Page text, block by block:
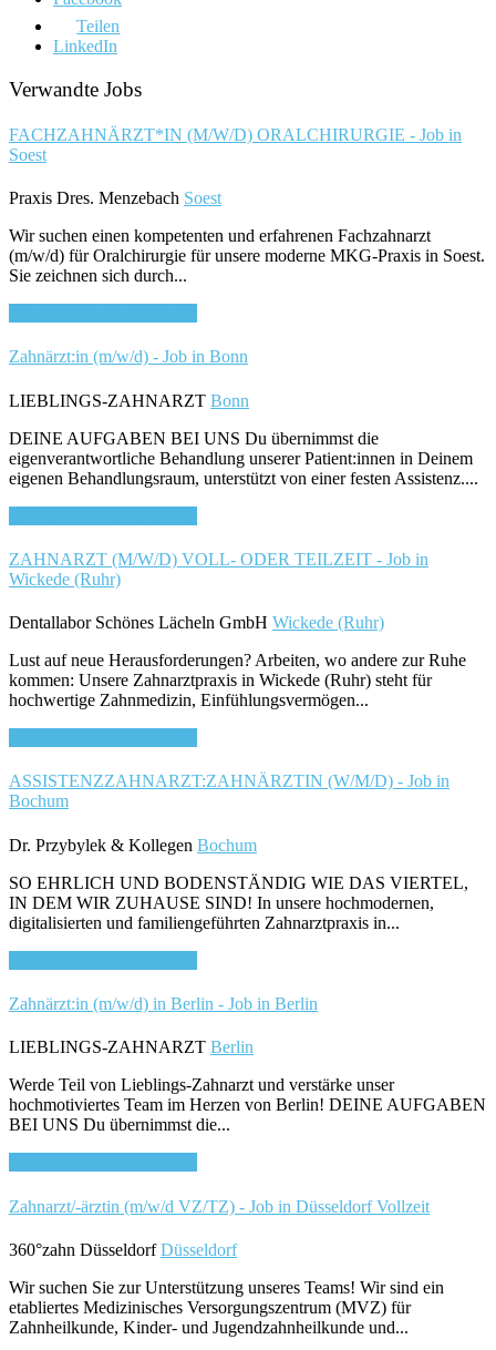
Teilen
LinkedIn
Verwandte Jobs
FACHZAHNÄRZT*IN (M/W/D) ORALCHIRURGIE - Job in
Soest
Praxis Dres. Menzebach Soest
Wir suchen einen kompetenten und erfahrenen Fachzahnarzt
(m/w/d) für Oralchirurgie für unsere moderne MKG-Praxis in Soest.
Sie zeichnen sich durch...
Zahnärzt:in (m/w/d) - Job in Bonn
LIEBLINGS-ZAHNARZT Bonn
DEINE AUFGABEN BEI UNS Du übernimmst die
eigenverantwortliche Behandlung unserer Patient:innen in Deinem
eigenen Behandlungsraum, unterstützt von einer festen Assistenz....
ZAHNARZT (M/W/D) VOLL- ODER TEILZEIT - Job in
Wickede (Ruhr)
Dentallabor Schönes Lächeln GmbH Wickede (Ruhr)
Lust auf neue Herausforderungen? Arbeiten, wo andere zur Ruhe
kommen: Unsere Zahnarztpraxis in Wickede (Ruhr) steht für
hochwertige Zahnmedizin, Einfühlungsvermögen...
ASSISTENZZAHNARZT:ZAHNÄRZTIN (W/M/D) - Job in
Bochum
Dr. Przybylek & Kollegen Bochum
SO EHRLICH UND BODENSTÄNDIG WIE DAS VIERTEL,
IN DEM WIR ZUHAUSE SIND! In unsere hochmodernen,
digitalisierten und familiengeführten Zahnarztpraxis in...
Zahnärzt:in (m/w/d) in Berlin - Job in Berlin
LIEBLINGS-ZAHNARZT Berlin
Werde Teil von Lieblings-Zahnarzt und verstärke unser
hochmotiviertes Team im Herzen von Berlin! DEINE AUFGABEN
BEI UNS Du übernimmst die...
Zahnarzt/-ärztin (m/w/d VZ/TZ) - Job in DüsseldorfVollzeit
360°zahn Düsseldorf Düsseldorf
Wir suchen Sie zur Unterstützung unseres Teams! Wir sind ein
etabliertes Medizinisches Versorgungszentrum (MVZ) für
Zahnheilkunde, Kinder- und Jugendzahnheilkunde und...